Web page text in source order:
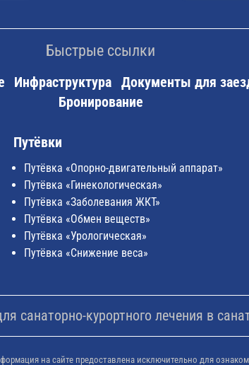
Быстрые ссылки
Инфраструктура Документы для
Бронирование
Путёвки
Путёвка «Опорно-двигательный аппарат»
Путёвка «Гинекологическая»
Путёвка «Заболевания ЖКТ»
Путёвка «Обмен веществ»
Путёвка «Урологическая»
Путёвка «Снижение веса»
санаторно-курортного лечения в
на сайте предоставлена исключительно для